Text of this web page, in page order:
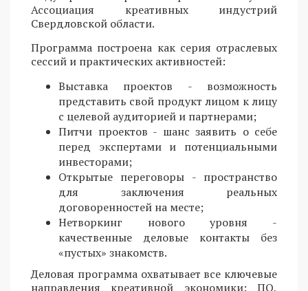
Ассоциация креативных индустрий
Свердловской области.
Программа построена как серия отраслевых
сессий и практических активностей:
Выставка проектов - возможность
представить свой продукт лицом к лицу
с целевой аудиторией и партнерами;
Питчи проектов - шанс заявить о себе
перед экспертами и потенциальными
инвесторами;
Открытые переговоры - пространство
для заключения реальных
договоренностей на месте;
Нетворкинг нового уровня -
качественные деловые контакты без
«пустых» знакомств.
Деловая программа охватывает все ключевые
направления креативной экономики: ПО,